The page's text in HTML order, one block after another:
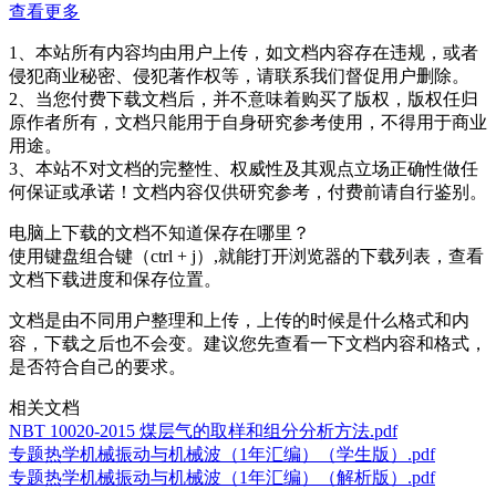
查看更多
1、本站所有内容均由用户上传，如文档内容存在违规，或者
侵犯商业秘密、侵犯著作权等，请联系我们督促用户删除。
2、当您付费下载文档后，并不意味着购买了版权，版权任归
原作者所有，文档只能用于自身研究参考使用，不得用于商业
用途。
3、本站不对文档的完整性、权威性及其观点立场正确性做任
何保证或承诺！文档内容仅供研究参考，付费前请自行鉴别。
电脑上下载的文档不知道保存在哪里？
使用键盘组合键（ctrl + j）,就能打开浏览器的下载列表，查看
文档下载进度和保存位置。
文档是由不同用户整理和上传，上传的时候是什么格式和内
容，下载之后也不会变。建议您先查看一下文档内容和格式，
是否符合自己的要求。
相关文档
NBT 10020-2015 煤层气的取样和组分分析方法.pdf
专题热学机械振动与机械波（1年汇编）（学生版）.pdf
专题热学机械振动与机械波（1年汇编）（解析版）.pdf